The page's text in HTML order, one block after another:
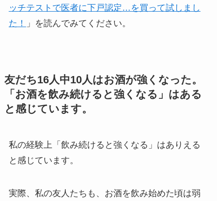
ッチテストで医者に下戸認定…を買って試しまし
た！
」を読んでみてください。
友だち16人中10人はお酒が強くなった。
「お酒を飲み続けると強くなる」はある
と感じています。
私の経験上「飲み続けると強くなる」はありえる
と感じています。
実際、私の友人たちも、お酒を飲み始めた頃は弱